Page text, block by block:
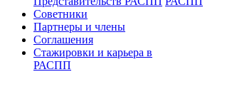
Советники
Партнеры и члены
Соглашения
Стажировки и карьера в
РАСПП